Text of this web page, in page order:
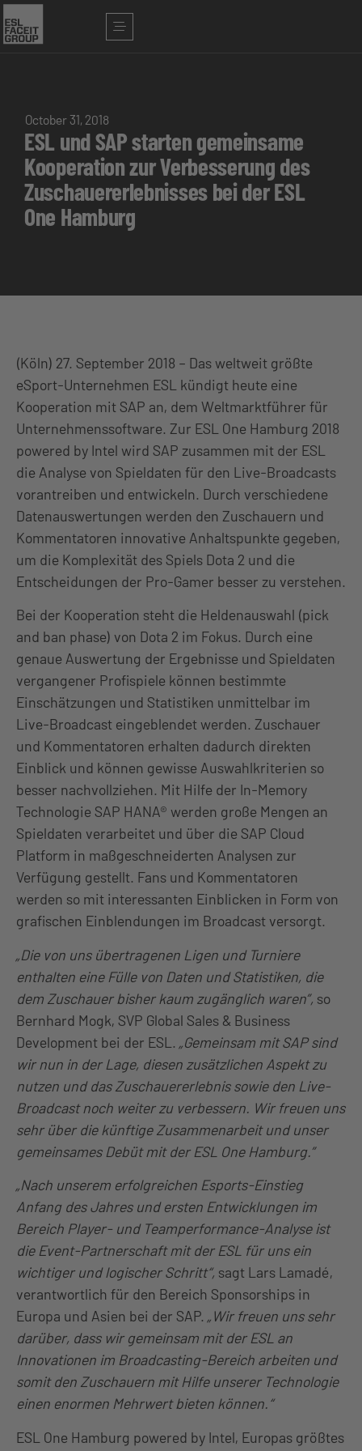
October 31, 2018
ESL und SAP starten gemeinsame
Kooperation zur Verbesserung des
Zuschauererlebnisses bei der ESL
One Hamburg
(Köln) 27. September 2018 – Das weltweit größte
eSport-Unternehmen ESL kündigt heute eine
Kooperation mit SAP an, dem Weltmarktführer für
Unternehmenssoftware. Zur ESL One Hamburg 2018
powered by Intel wird SAP zusammen mit der ESL
die Analyse von Spieldaten für den Live-Broadcasts
vorantreiben und entwickeln. Durch verschiedene
Datenauswertungen werden den Zuschauern und
Kommentatoren innovative Anhaltspunkte gegeben,
um die Komplexität des Spiels Dota 2 und die
Entscheidungen der Pro-Gamer besser zu verstehen.
Bei der Kooperation steht die Heldenauswahl (pick
and ban phase) von Dota 2 im Fokus. Durch eine
genaue Auswertung der Ergebnisse und Spieldaten
vergangener Profispiele können bestimmte
Einschätzungen und Statistiken unmittelbar im
Live-Broadcast eingeblendet werden. Zuschauer
und Kommentatoren erhalten dadurch direkten
Einblick und können gewisse Auswahlkriterien so
besser nachvollziehen. Mit Hilfe der In-Memory
Technologie SAP HANA® werden große Mengen an
Spieldaten verarbeitet und über die SAP Cloud
Platform in maßgeschneiderten Analysen zur
Verfügung gestellt. Fans und Kommentatoren
werden so mit interessanten Einblicken in Form von
grafischen Einblendungen im Broadcast versorgt.
„Die von uns übertragenen Ligen und Turniere
enthalten eine Fülle von Daten und Statistiken, die
dem Zuschauer bisher kaum zugänglich waren”, so
Bernhard Mogk, SVP Global Sales & Business
Development bei der ESL. „Gemeinsam mit SAP sind
wir nun in der Lage, diesen zusätzlichen Aspekt zu
nutzen und das Zuschauererlebnis sowie den Live-
Broadcast noch weiter zu verbessern. Wir freuen uns
sehr über die künftige Zusammenarbeit und unser
gemeinsames Debüt mit der ESL One Hamburg.”
„Nach unserem erfolgreichen Esports-Einstieg
Anfang des Jahres und ersten Entwicklungen im
Bereich Player- und Teamperformance-Analyse ist
die Event-Partnerschaft mit der ESL für uns ein
wichtiger und logischer Schritt“, sagt Lars Lamadé,
verantwortlich für den Bereich Sponsorships in
Europa und Asien bei der SAP. „Wir freuen uns sehr
darüber, dass wir gemeinsam mit der ESL an
Innovationen im Broadcasting-Bereich arbeiten und
somit den Zuschauern mit Hilfe unserer Technologie
einen enormen Mehrwert bieten können.“
ESL One Hamburg powered by Intel, Europas größtes